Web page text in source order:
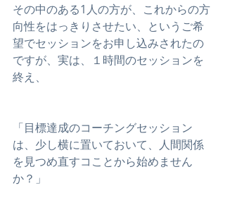
その中のある1人の方が、これからの方
向性をはっきりさせたい、というご希
望でセッションをお申し込みされたの
ですが、実は、１時間のセッションを
終え、
「目標達成のコーチングセッション
は、少し横に置いておいて、人間関係
を見つめ直すコことから始めません
か？」